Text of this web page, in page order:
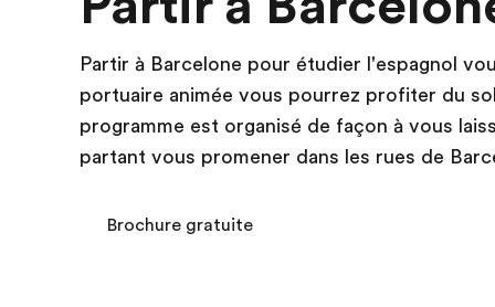
Bienvenue chez EF Nos
Partir à Barcelone pour étudier l'espagnol
portuaire animée vous pourrez profiter du
programme est organisé de façon à vous
partant vous promener dans les rues de
Brochure gratuite